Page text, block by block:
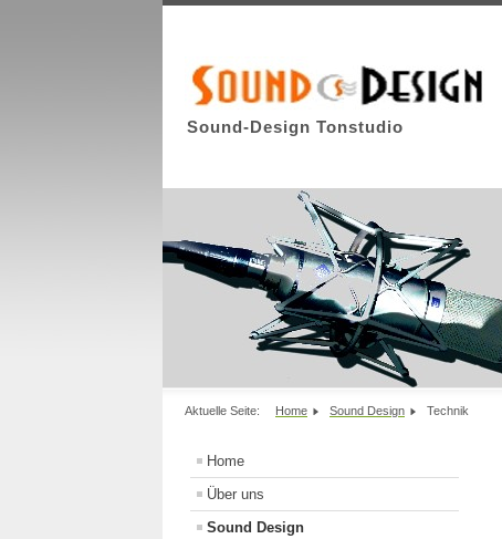
Sound-Design Tonstudio
Aktuelle Seite: Home Sound Design Technik
Home
Über uns
Sound Design